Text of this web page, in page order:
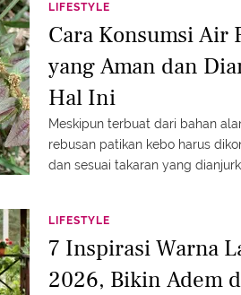
LIFESTYLE
Cara Konsumsi Air
yang Aman dan
Hal Ini
Meskipun terbuat dari bahan
rebusan patikan kebo harus
dan sesuai takaran yang
LIFESTYLE
7 Inspirasi Warna
2026, Bikin Adem